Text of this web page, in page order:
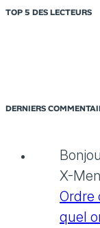
TOP 5 DES LECTEURS
DERNIERS
X-
Ordre
quel